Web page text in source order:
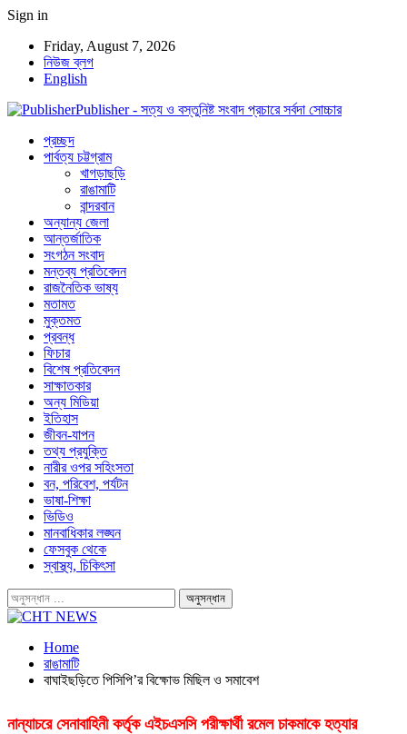
Sign in
Friday, August 7, 2026
নিউজ ব্লগ
English
Publisher - সত্য ও বস্তুনিষ্ট সংবাদ প্রচারে সর্বদা সোচ্চার
প্রচ্ছদ
পার্বত্য চট্টগ্রাম
খাগড়াছড়ি
রাঙামাটি
বান্দরবান
অন্যান্য জেলা
আন্তর্জাতিক
সংগঠন সংবাদ
মন্তব্য প্রতিবেদন
রাজনৈতিক ভাষ্য
মতামত
মুক্তমত
প্রবন্ধ
ফিচার
বিশেষ প্রতিবেদন
সাক্ষাতকার
অন্য মিডিয়া
ইতিহাস
জীবন-যাপন
তথ্য প্রযুক্তি
নারীর ওপর সহিংসতা
বন, পরিবেশ, পর্যটন
ভাষা-শিক্ষা
ভিডিও
মানবাধিকার লঙ্ঘন
ফেসবুক থেকে
স্বাস্থ্য, চিকিৎসা
Home
রাঙামাটি
বাঘাইছড়িতে পিসিপি’র বিক্ষোভ মিছিল ও সমাবেশ
নান্যাচরে সেনাবাহিনী কর্তৃক এইচএসসি পরীক্ষার্থী রমেল চাকমাকে হত্যার